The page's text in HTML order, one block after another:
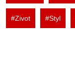
#Zivot #Styl